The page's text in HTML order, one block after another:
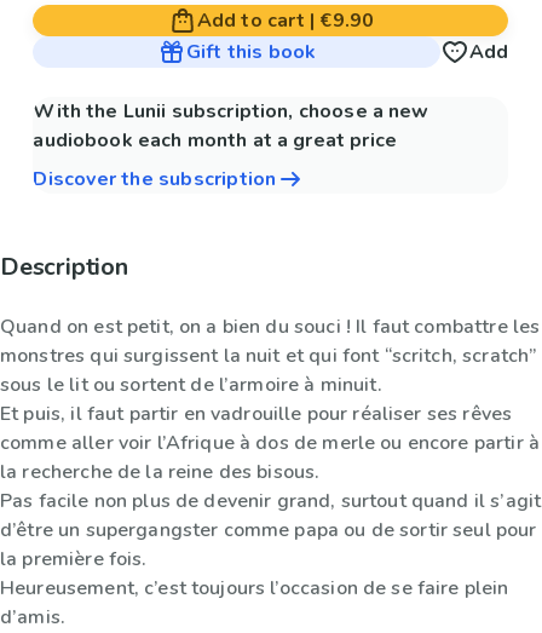
Add to cart | €9.90
Gift this book
Add
With the Lunii subscription, choose a new
audiobook each month at a great price
Discover the subscription
Description
Quand on est petit, on a bien du souci ! Il faut combattre les
monstres qui surgissent la nuit et qui font “scritch, scratch”
sous le lit ou sortent de l’armoire à minuit.
Et puis, il faut partir en vadrouille pour réaliser ses rêves
comme aller voir l’Afrique à dos de merle ou encore partir à
la recherche de la reine des bisous.
Pas facile non plus de devenir grand, surtout quand il s’agit
d’être un supergangster comme papa ou de sortir seul pour
la première fois.
Heureusement, c’est toujours l’occasion de se faire plein
d’amis.